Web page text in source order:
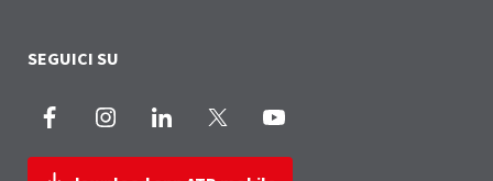
SEGUICI SU
Facebook InstagramLinkedIn